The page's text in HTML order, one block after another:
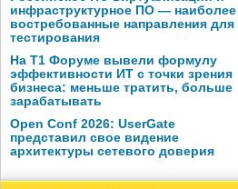
инфраструктурное ПО — наиболее
востребованные направления для
тестирования
На Т1 Форуме вывели формулу
эффективности ИТ с точки зрения
бизнеса: меньше тратить, больше
зарабатывать
Open Conf 2026: UserGate
представил свое видение
архитектуры сетевого доверия